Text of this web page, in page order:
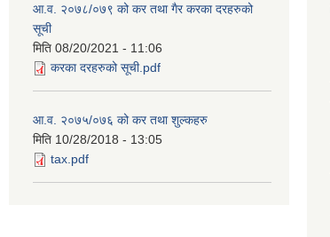
आ.व. २०७८/०७९ को कर तथा गैर करका दरहरुको
सूची
मिति 08/20/2021 - 11:06
करका दरहरुको सूची.pdf
आ.व. २०७५/०७६ को कर तथा शुल्कहरु
मिति 10/28/2018 - 13:05
tax.pdf